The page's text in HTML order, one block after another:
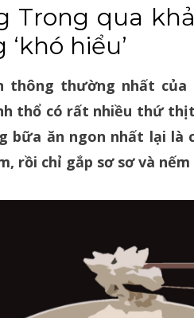
Trong qua
‘khó hiểu’
thông thường nhất
thổ có rất nhiều thứ
bữa ăn ngon nhất lại là
rồi chỉ gắp sơ sơ và